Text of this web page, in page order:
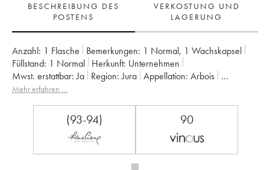
BESCHREIBUNG DES
POSTENS
VERKOSTUNG UND
LAGERUNG
Anzahl: 1 Flasche Bemerkungen: 1 Normal, 1 Wachskapsel
Füllstand: 1 Normal Herkunft:
unternehmen
Mwst. erstattbar: ja Region: Jura Appellation:
Arbois
Eigentümer:
Bénédicte et Stéphane Tissot
Mehr erfahren …
(93-94) 90